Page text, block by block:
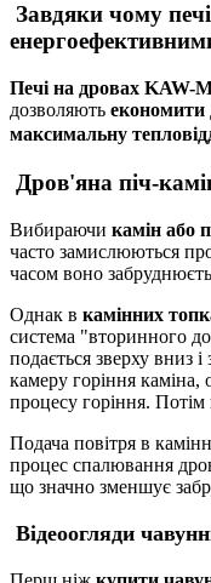
Завдяки чому
Печі на дровах KAW-
дозволяють економити
максимальну
Дров'яна піч-
Вибираючи камін або
часто замислюються
часом воно
Однак в камінних
система "вторинного
подається зверху вниз
камеру горіння каміна,
процесу горіння. Потім
Подача повітря в
процес спалювання
що значно зменшує
Відеоогляди